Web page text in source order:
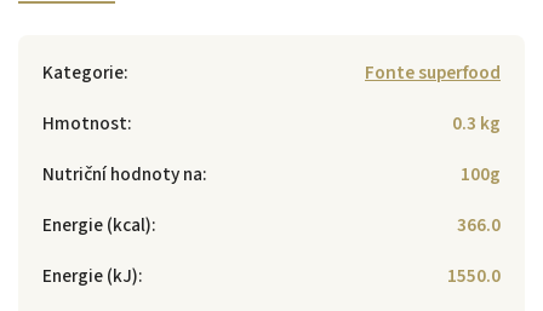
Kategorie:
Fonte superfood
Hmotnost:
0.3 kg
Nutriční hodnoty na:
100g
Energie (kcal):
366.0
Energie (kJ):
1550.0